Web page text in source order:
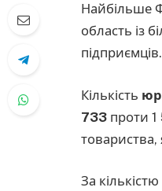
Найбільше
область із
підприємців.
Кількість
733 проти
товариства,
За